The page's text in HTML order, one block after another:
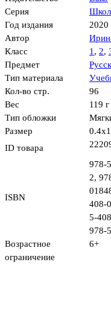
Серия
Год издания
2020
Автор
Класс
1, 2,
Предмет
Тип материала
Кол-во стр.
96
Вес
119 г
Тип обложки
Размер
ID товара
ISBN
978-
2,
408-
5-
978-
Возрастное
ограничение
6+